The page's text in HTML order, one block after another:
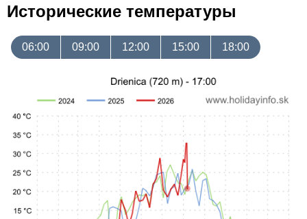
Исторические температуры
06:00 09:00 12:00 15:00 18:00